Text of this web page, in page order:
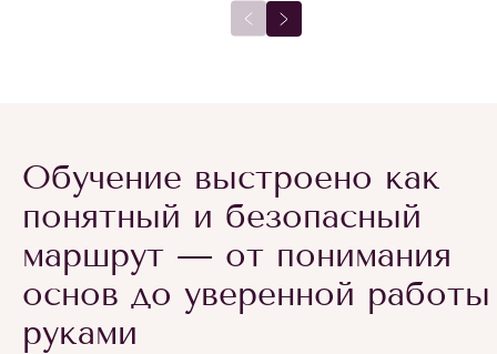
Обучение выстроено как
понятный и безопасный
маршрут — от понимания
основ до уверенной работы
руками